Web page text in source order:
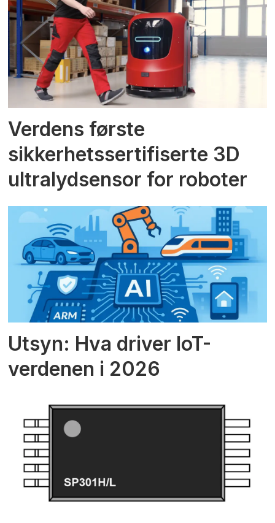
Verdens første
sikkerhetssertifiserte 3D
ultralydsensor for roboter
Utsyn: Hva driver IoT-
verdenen i 2026